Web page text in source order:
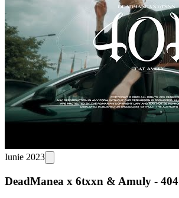
Iunie 2023
DeadManea x 6txxn & Amuly - 404